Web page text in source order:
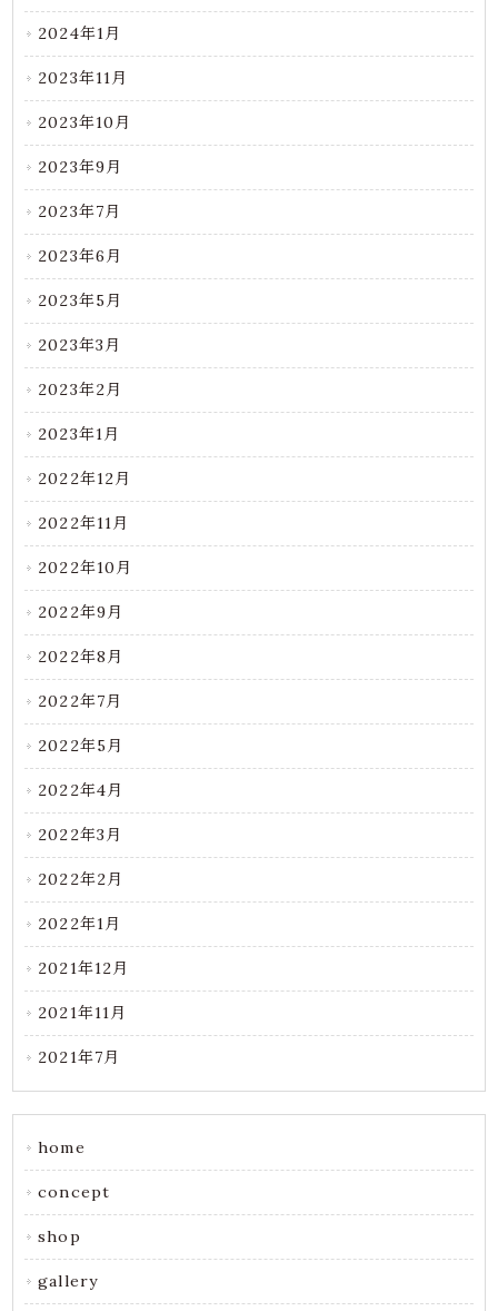
2024年1月
2023年11月
2023年10月
2023年9月
2023年7月
2023年6月
2023年5月
2023年3月
2023年2月
2023年1月
2022年12月
2022年11月
2022年10月
2022年9月
2022年8月
2022年7月
2022年5月
2022年4月
2022年3月
2022年2月
2022年1月
2021年12月
2021年11月
2021年7月
home
concept
shop
gallery